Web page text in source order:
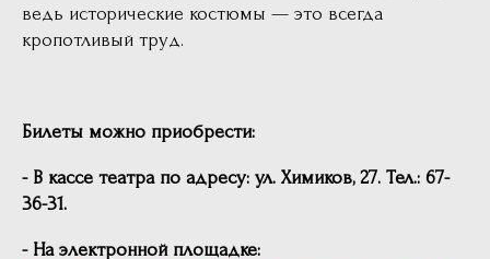
ведь исторические костюмы — это всегда
кропотливый труд.
Билеты можно приобрести:
- В кассе театра по адресу: ул. Химиков, 27. Тел.: 67-
36-31.
- На электронной площадке: